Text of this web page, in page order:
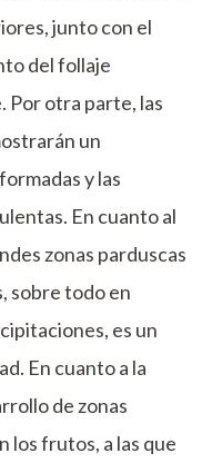
junto con el
del follaje
Por otra parte, las
un
y las
En cuanto al
zonas parduscas
sobre todo en
es un
En cuanto a la
de zonas
los frutos, a las que